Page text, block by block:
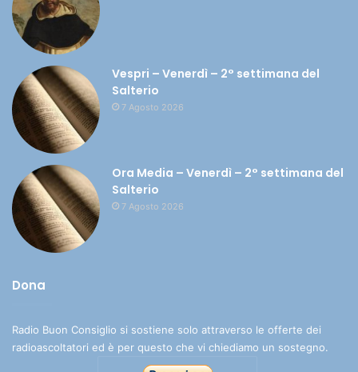
Vespri – Venerdì – 2° settimana del
Salterio
7 Agosto 2026
Ora Media – Venerdì – 2° settimana del
Salterio
7 Agosto 2026
Dona
Radio Buon Consiglio si sostiene solo attraverso le offerte dei
radioascoltatori ed è per questo che vi chiediamo un sostegno.